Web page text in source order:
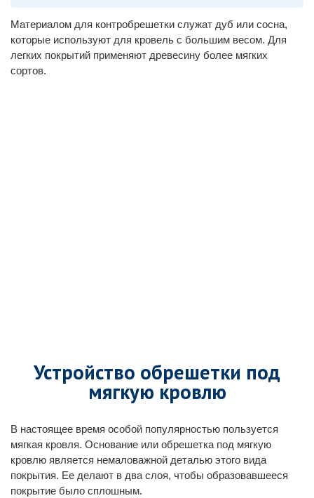
Материалом для контробрешетки служат дуб или сосна,
которые используют для кровель с большим весом. Для
легких покрытий применяют древесину более мягких
сортов.
Устройство обрешетки под
мягкую кровлю
В настоящее время особой популярностью пользуется
мягкая кровля. Основание или обрешетка под мягкую
кровлю является немаловажной деталью этого вида
покрытия. Ее делают в два слоя, чтобы образовавшееся
покрытие было сплошным.